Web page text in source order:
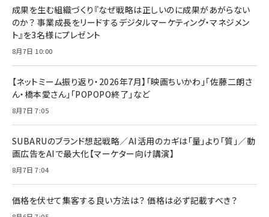
成果を生む組織づくり『なぜ戦略は正しいのに成果があがらない
のか？ 事業成長をリードするデジタルマーケティング・マネジメン
ト』を3名様にプレゼント
8月7日 10:00
【ネットミーム振り返り・2026年7月】「映画ちいかわ」「佐藤二朗さ
ん・橋本愛さん」「POPOPO終了」など
8月7日 7:05
SUBARUのブランド想起戦略／AI活用のカギは「量」より「質」／動
画広告をAIで最大化【マーケター向け講演】
8月7日 7:04
価格を伏せて集客する良い方法は？ 価格は必ず記載すべき？